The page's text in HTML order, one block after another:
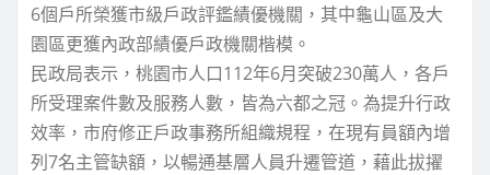
6個戶所榮獲市級戶政評鑑績優機關，其中龜山區及大
園區更獲內政部績優戶政機關楷模。
民政局表示，桃園市人口112年6月突破230萬人，各戶
所受理案件數及服務人數，皆為六都之冠。為提升行政
效率，市府修正戶政事務所組織規程，在現有員額內增
列7名主管缺額，以暢通基層人員升遷管道，藉此拔擢